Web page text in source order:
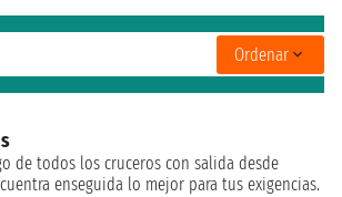
Ordenar
de todos los cruceros con salida desde
enseguida lo mejor para tus exigencias.